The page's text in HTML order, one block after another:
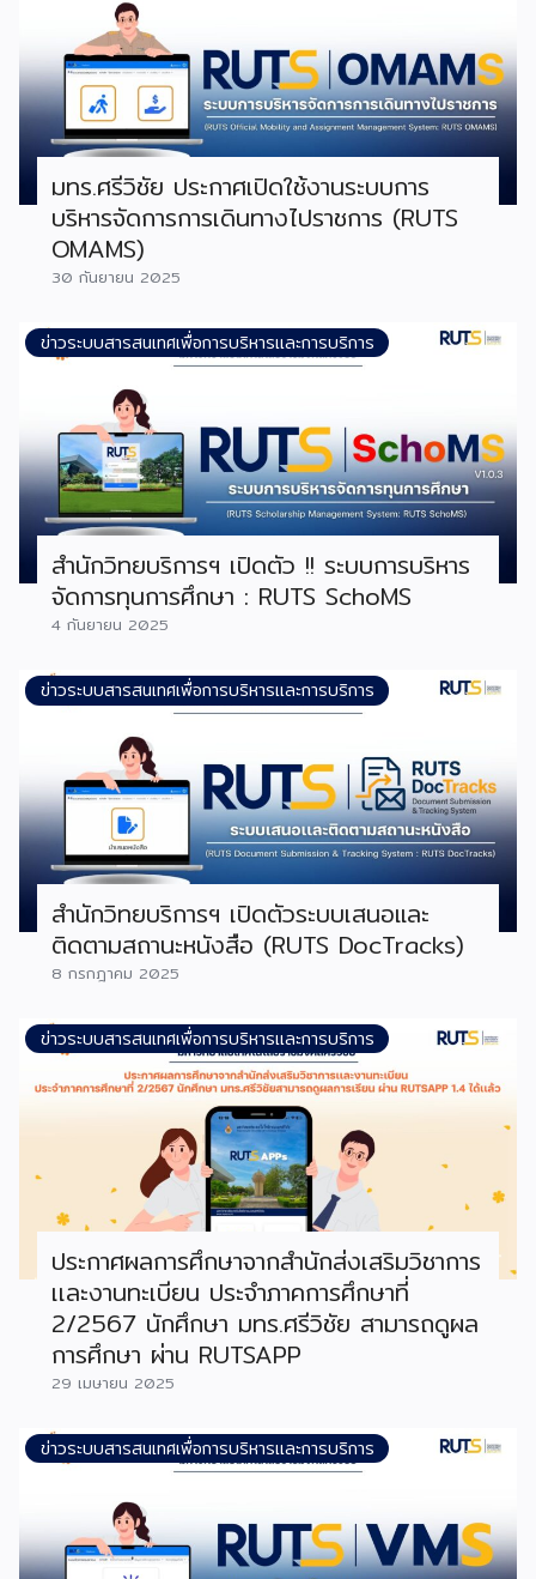
มทร.ศรีวิชัย ประกาศเปิดใช้งานระบบการ
บริหารจัดการการเดินทางไปราชการ (RUTS
OMAMS)
30 กันยายน 2025
ข่าวระบบสารสนเทศเพื่อการบริหารและการบริการ
สำนักวิทยบริการฯ เปิดตัว !! ระบบการบริหาร
จัดการทุนการศึกษา : RUTS SchoMS
4 กันยายน 2025
ข่าวระบบสารสนเทศเพื่อการบริหารและการบริการ
สำนักวิทยบริการฯ เปิดตัวระบบเสนอและ
ติดตามสถานะหนังสือ (RUTS DocTracks)
8 กรกฎาคม 2025
ข่าวระบบสารสนเทศเพื่อการบริหารและการบริการ
ประกาศผลการศึกษาจากสำนักส่งเสริมวิชาการ
เเละงานทะเบียน ประจำภาคการศึกษาที่
2/2567 นักศึกษา มทร.ศรีวิชัย สามารถดูผล
การศึกษา ผ่าน RUTSAPP
29 เมษายน 2025
ข่าวระบบสารสนเทศเพื่อการบริหารและการบริการ